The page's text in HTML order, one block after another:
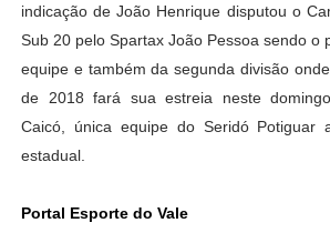
indicação de João Henrique disputou o
Sub 20 pelo Spartax João Pessoa sendo o
equipe e também da segunda divisão
de 2018 fará sua estreia neste
Caicó, única equipe do Seridó Potiguar
estadual.
Portal Esporte do Vale